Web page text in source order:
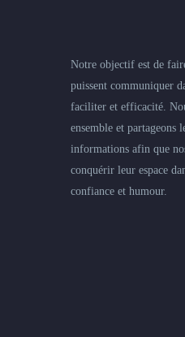
Notre objectif est de
puissent communiquer
faciliter et efficacité.
ensemble et partageons
informations afin que
conquérir leur espace
confiance et humour.